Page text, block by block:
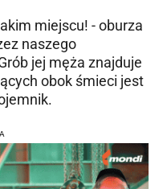
miejscu! - oburza
naszego
jej męża znajduje
obok śmieci jest